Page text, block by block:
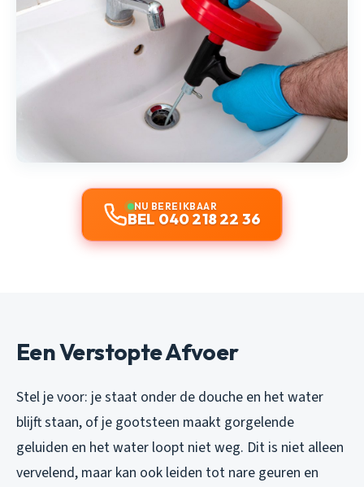
NU BEREIKBAAR
BEL 040 218 22 36
Een Verstopte Afvoer
Stel je voor: je staat onder de douche en het water
blijft staan, of je gootsteen maakt gorgelende
geluiden en het water loopt niet weg. Dit is niet alleen
vervelend, maar kan ook leiden tot nare geuren en